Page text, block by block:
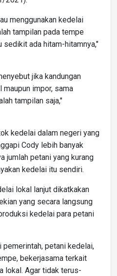
menggunakan kedelai
tampilan pada tempe
sedikit ada hitam-hitamnya,"
jika kandungan
impor, sama
tampilan saja,"
kedelai dalam negeri yang
Cody lebih banyak
jumlah petani yang kurang
kedelai itu sendiri.
lokal lanjut dikatkakan
yang secara langsung
kedelai para petani
petani kedelai,
bekerjasama terkait
lokal. Agar tidak terus-